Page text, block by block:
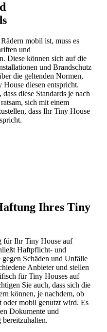
mobil ist, muss es
und
Diese können sich auf die
und Brandschutz
die geltenden Normen,
House diesen entspricht.
diese Standards je nach
sich mit einem
dass Ihr Tiny House
Ihres Tiny
für Ihr Tiny House auf
Haftpflicht- und
Schäden und Unfälle
Anbieter und stellen
für Tiny Houses auf
Sie auch, dass sich die
können, je nachdem, ob
oder mobil genutzt wird. Es
Dokumente und